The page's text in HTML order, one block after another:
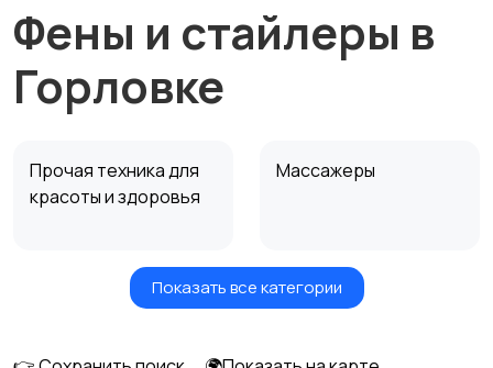
Фены и стайлеры в
Горловке
Прочая техника для
красоты и здоровья
Массажеры
Фены и стайлеры Напольные весы
Показать все категории